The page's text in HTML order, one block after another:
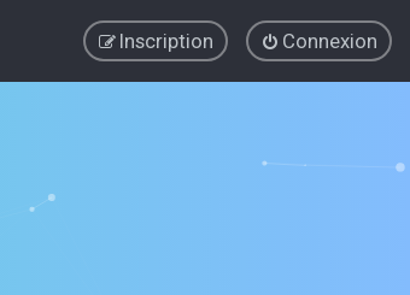
Connexion
Inscription